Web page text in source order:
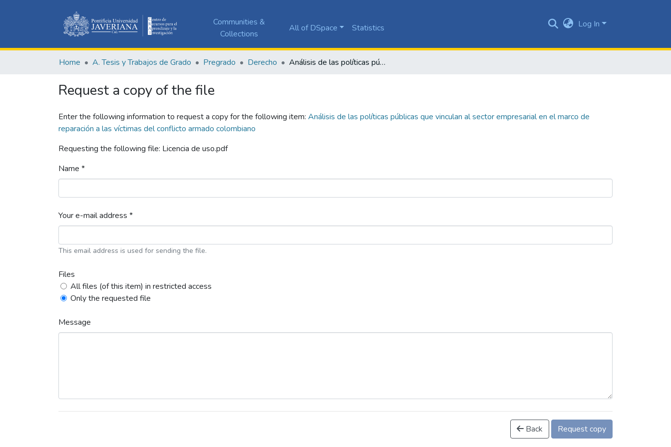
Communities &
Collections
All of DSpace Statistics Log In
Home A. Tesis y Trabajos de Grado Pregrado Derecho Análisis de las políticas públicas que vinculan al sector empresarial en el marco de reparación a las víctimas del conflicto armado colombiano
Request a copy of the file
Enter the following information to request a copy for the following item: Análisis de las políticas públicas que vinculan al sector empresarial en el marco de
reparación a las víctimas del conflicto armado colombiano
Requesting the following file: Licencia de uso.pdf
Name *
Your e-mail address *
This email address is used for sending the file.
Files
All files (of this item) in restricted access
Only the requested file
Message
Back Request copy